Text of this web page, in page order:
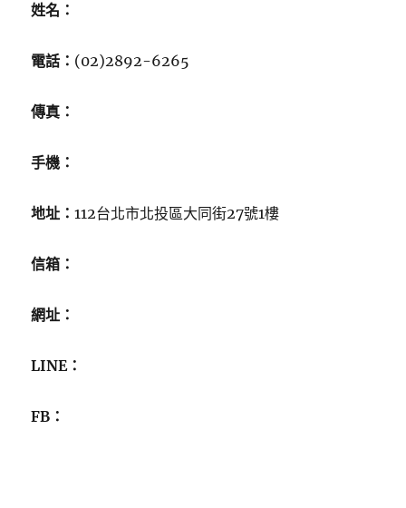
姓名：
電話： (02)2892-6265
傳真：
手機：
地址：112台北市北投區大同街27號1樓
信箱：
網址：
LINE：
FB：